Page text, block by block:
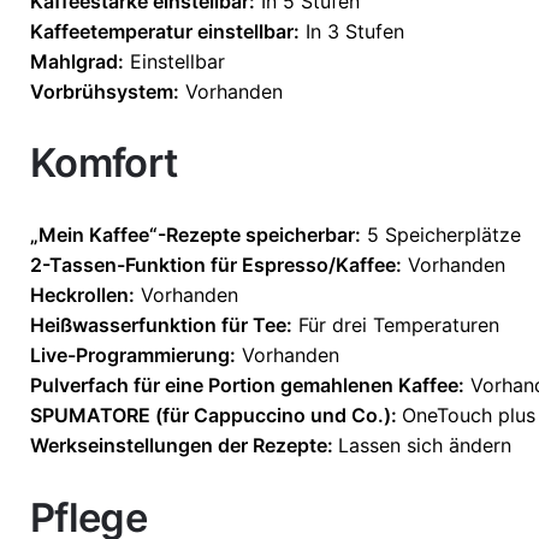
Kaffeetemperatur einstellbar: In 3 Stufen
Mahlgrad: Einstellbar
Vorbrühsystem: Vorhanden
Komfort
„Mein Kaffee“-Rezepte speicherbar: 5 Speicherplätze
2-Tassen-Funktion für Espresso/Kaffee: Vorhanden
Heckrollen: Vorhanden
Heißwasserfunktion für Tee: Für drei Temperaturen
Live-Programmierung: Vorhanden
Pulverfach für eine Portion gemahlenen Kaffee:
SPUMATORE (für Cappuccino und Co.): OneTouch plus
Werkseinstellungen der Rezepte: Lassen sich ändern
Pflege